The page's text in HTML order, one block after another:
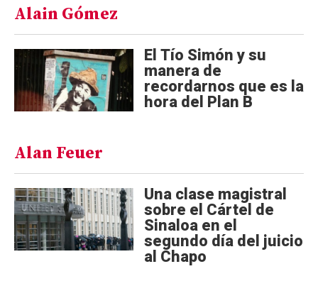
Alain Gómez
El Tío Simón y su
manera de
recordarnos que es la
hora del Plan B
Alan Feuer
Una clase magistral
sobre el Cártel de
Sinaloa en el
segundo día del juicio
al Chapo